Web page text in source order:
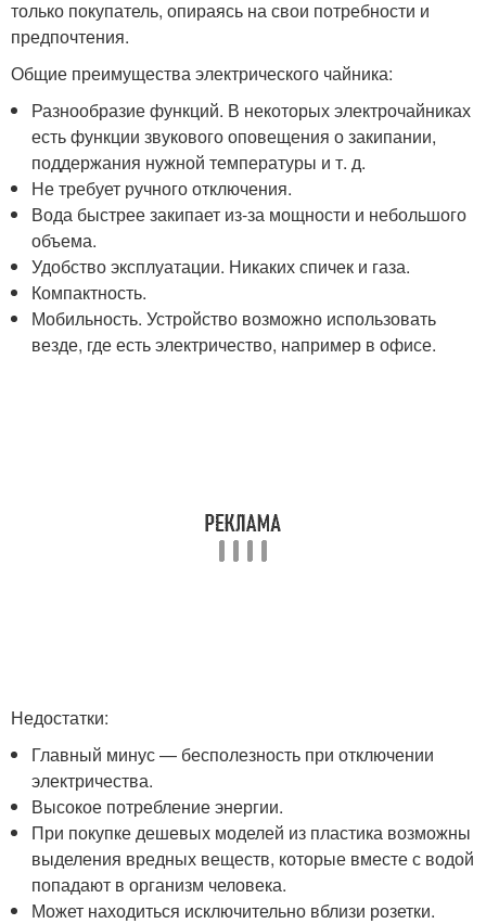
только покупатель, опираясь на свои потребности и
предпочтения.
Общие преимущества электрического чайника:
Разнообразие функций. В некоторых электрочайниках
есть функции звукового оповещения о закипании,
поддержания нужной температуры и т. д.
Не требует ручного отключения.
Вода быстрее закипает из-за мощности и небольшого
объема.
Удобство эксплуатации. Никаких спичек и газа.
Компактность.
Мобильность. Устройство возможно использовать
везде, где есть электричество, например в офисе.
Недостатки:
Главный минус — бесполезность при отключении
электричества.
Высокое потребление энергии.
При покупке дешевых моделей из пластика возможны
выделения вредных веществ, которые вместе с водой
попадают в организм человека.
Может находиться исключительно вблизи розетки.